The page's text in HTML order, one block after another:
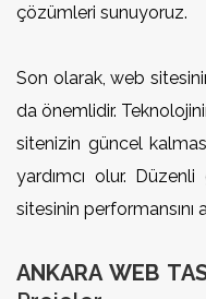
çözümleri sunuyoruz.
Son olarak, web
da önemlidir.
sitenizin güncel
yardımcı olur.
sitesinin performansını
ANKARA WEB